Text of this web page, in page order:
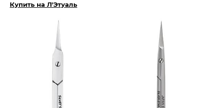
Купить на Л'Этуаль